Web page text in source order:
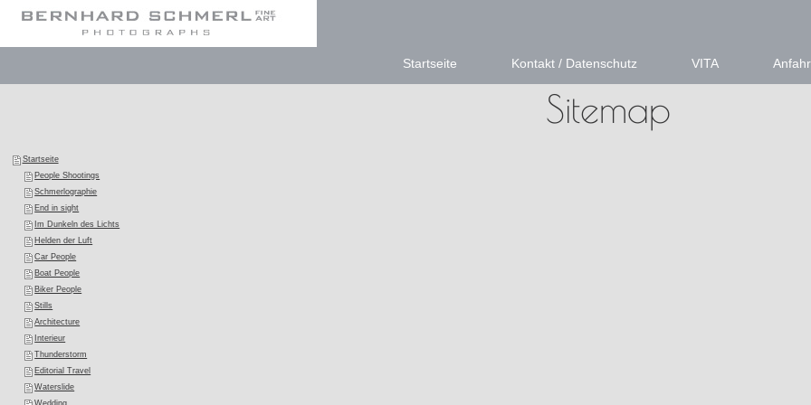
Startseite Kontakt / Datenschutz VITA
Sitemap
Startseite
People Shootings
Schmerlographie
End in sight
Im Dunkeln des Lichts
Helden der Luft
Car People
Boat People
Biker People
Stills
Architecture
Interieur
Thunderstorm
Editorial Travel
Waterslide
Wedding